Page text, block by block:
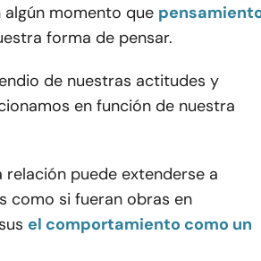
momento que
forma de pensar.
de nuestras actitudes y
en función de nuestra
puede extenderse a
como si fueran obras en
el comportamiento como un